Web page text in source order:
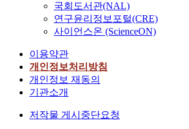
국회도서관(NAL)
연구윤리정보포털(CRE)
사이언스온 (ScienceON)
이용약관
개인정보처리방침
개인정보 재동의
기관소개
저작물 게시중단요청